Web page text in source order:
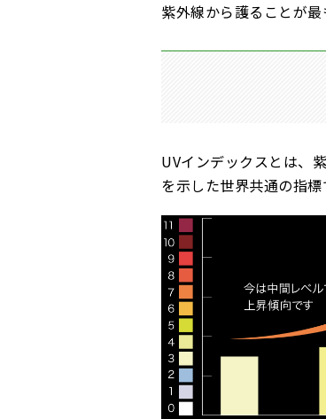
紫外線から護ることが最
UVインデックスとは、
を示した世界共通の指標